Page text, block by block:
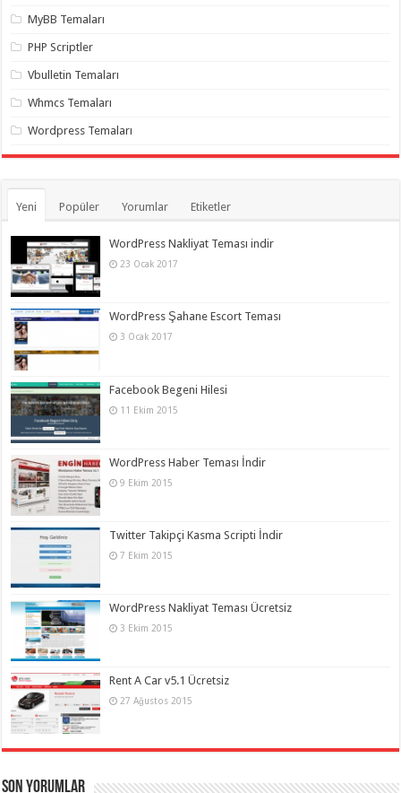
MyBB Temaları
PHP Scriptler
Vbulletin Temaları
Whmcs Temaları
Wordpress Temaları
Yeni Popüler Yorumlar Etiketler
WordPress Nakliyat Teması indir
23 Ocak 2017
WordPress Şahane Escort Teması
3 Ocak 2017
Facebook Begeni Hilesi
11 Ekim 2015
WordPress Haber Teması İndir
9 Ekim 2015
Twitter Takipçi Kasma Scripti İndir
7 Ekim 2015
WordPress Nakliyat Teması Ücretsiz
3 Ekim 2015
Rent A Car v5.1 Ücretsiz
27 Ağustos 2015
Son Yorumlar